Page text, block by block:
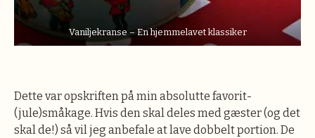
Vaniljekranse – En hjemmelavet klassiker
Dette var opskriften på min absolutte favorit-
(jule)småkage. Hvis den skal deles med gæster (og det
skal de!) så vil jeg anbefale at lave dobbelt portion. De